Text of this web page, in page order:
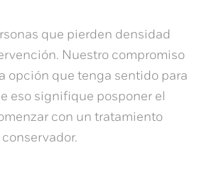
que pierden densidad
Nuestro compromiso
opción que tenga sentido para
eso signifique posponer el
con un tratamiento
conservador.